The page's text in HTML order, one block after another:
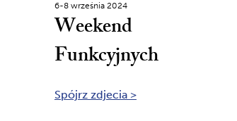
6-8 września 2024
Weekend
Funkcyjnych
Spójrz zdjecia >